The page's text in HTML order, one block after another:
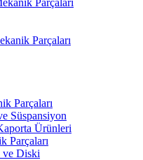
Parçaları
Parçaları
Parçaları
Süspansiyon
Ürünleri
Parçaları
ve Diski